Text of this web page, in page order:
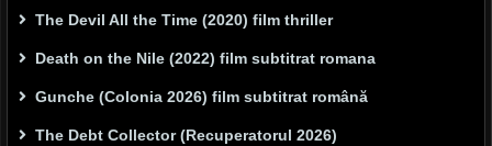
The Devil All the Time (2020) film thriller
Death on the Nile (2022) film subtitrat romana
Gunche (Colonia 2026) film subtitrat română
The Debt Collector (Recuperatorul 2026)